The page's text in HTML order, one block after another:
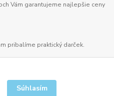
Vám garantujeme najlepšie ceny
pribalíme praktický darček.
Súhlasím